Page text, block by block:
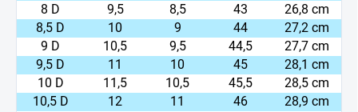
8 D 9,5 8,5 43
26,8 cm
8,5 D
10 9 44
27,2 cm
9 D
10,5 9,5 44,5
27,7 cm
9,5 D
11 10 45
28,1 cm
10 D
11,5 10,5 45,5
28,5 cm
10,5 D
12 11 46 28,9 cm